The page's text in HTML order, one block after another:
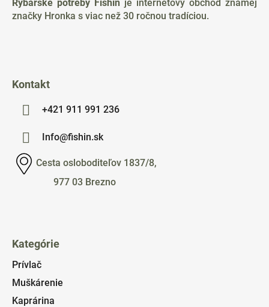
Rybárske potreby Fishin je internetový obchod známej
značky Hronka s viac než 30 ročnou tradíciou.
Kontakt
+421 911 991 236
Info@fishin.sk
Cesta osloboditeľov 1837/8,
977 03 Brezno
Kategórie
Prívlač
Muškárenie
Kaprárina